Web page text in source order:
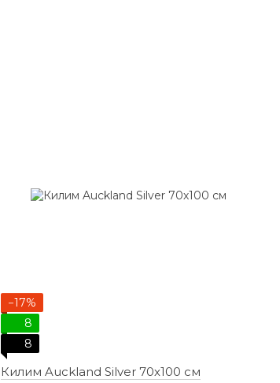
−17%
8
8
Килим Auckland Silver 70х100 см